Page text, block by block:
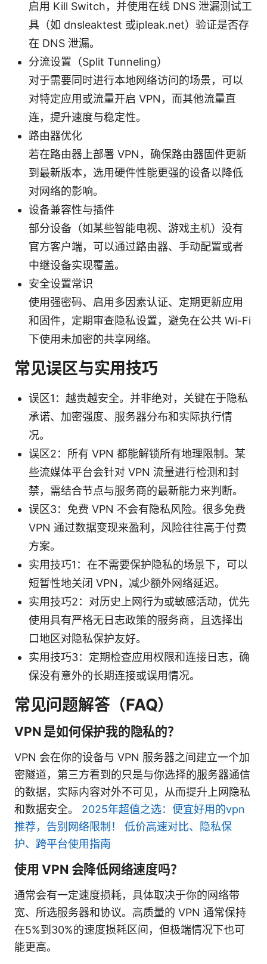
启用 Kill Switch，并使用在线 DNS 泄漏测试工
具（如 dnsleaktest 或ipleak.net）验证是否存
在 DNS 泄漏。
分流设置（Split Tunneling）
对于需要同时进行本地网络访问的场景，可以
对特定应用或流量开启 VPN，而其他流量直
连，提升速度与稳定性。
路由器优化
若在路由器上部署 VPN，确保路由器固件更新
到最新版本，选用硬件性能更强的设备以降低
对网络的影响。
设备兼容性与插件
部分设备（如某些智能电视、游戏主机）没有
官方客户端，可以通过路由器、手动配置或者
中继设备实现覆盖。
安全设置常识
使用强密码、启用多因素认证、定期更新应用
和固件，定期审查隐私设置，避免在公共 Wi-Fi
下使用未加密的共享网络。
常见误区与实用技巧
误区1：越贵越安全。并非绝对，关键在于隐私
承诺、加密强度、服务器分布和实际执行情
况。
误区2：所有 VPN 都能解锁所有地理限制。某
些流媒体平台会针对 VPN 流量进行检测和封
禁，需结合节点与服务商的最新能力来判断。
误区3：免费 VPN 不会有隐私风险。很多免费
VPN 通过数据变现来盈利，风险往往高于付费
方案。
实用技巧1：在不需要保护隐私的场景下，可以
短暂性地关闭 VPN，减少额外网络延迟。
实用技巧2：对历史上网行为或敏感活动，优先
使用具有严格无日志政策的服务商，且选择出
口地区对隐私保护友好。
实用技巧3：定期检查应用权限和连接日志，确
保没有意外的长期连接或误用情况。
常见问题解答（FAQ）
VPN 是如何保护我的隐私的？
VPN 会在你的设备与 VPN 服务器之间建立一个加
密隧道，第三方看到的只是与你选择的服务器通信
的数据，实际内容对外不可见，从而提升上网隐私
和数据安全。 2025年超值之选：便宜好用的vpn
推荐，告别网络限制！ 低价高速对比、隐私保
护、跨平台使用指南
使用 VPN 会降低网络速度吗？
通常会有一定速度损耗，具体取决于你的网络带
宽、所选服务器和协议。高质量的 VPN 通常保持
在5%到30%的速度损耗区间，但极端情况下也可
能更高。